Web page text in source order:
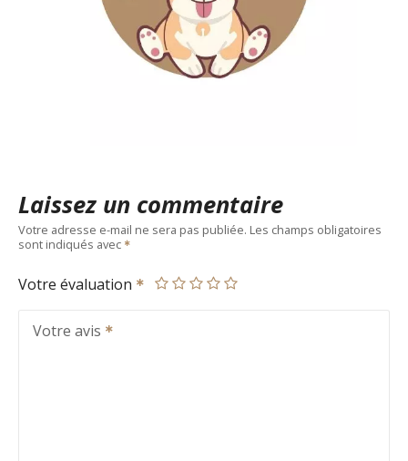
Laissez un commentaire
Votre adresse e-mail ne sera pas publiée. Les champs obligatoires
sont indiqués avec
Votre évaluation
Votre avis